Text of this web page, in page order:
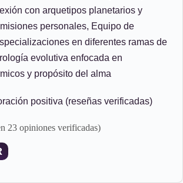
con arquetipos planetarios y
personales, Equipo de
en diferentes ramas de
evolutiva enfocada en
y propósito del alma
positiva (reseñas verificadas)
23 opiniones verificadas)